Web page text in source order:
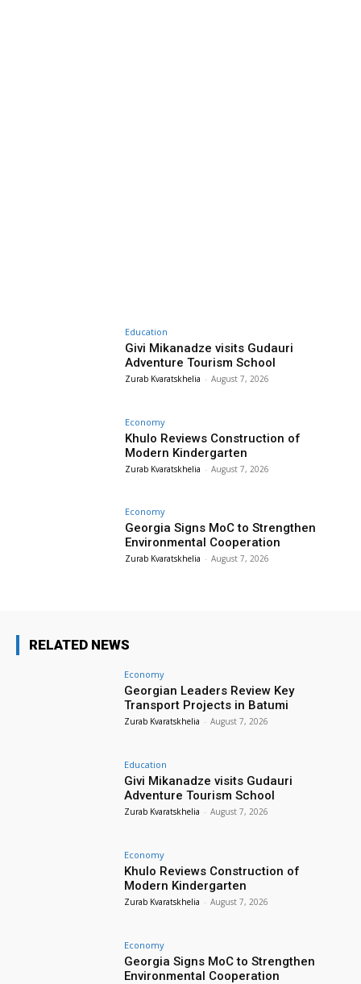
Education
Givi Mikanadze visits Gudauri
Adventure Tourism School
Zurab Kvaratskhelia - August 7, 2026
Economy
Khulo Reviews Construction of
Modern Kindergarten
Zurab Kvaratskhelia - August 7, 2026
Economy
Georgia Signs MoC to Strengthen
Environmental Cooperation
Zurab Kvaratskhelia - August 7, 2026
RELATED NEWS
Economy
Georgian Leaders Review Key
Transport Projects in Batumi
Zurab Kvaratskhelia - August 7, 2026
Education
Givi Mikanadze visits Gudauri
Adventure Tourism School
Zurab Kvaratskhelia - August 7, 2026
Economy
Khulo Reviews Construction of
Modern Kindergarten
Zurab Kvaratskhelia - August 7, 2026
Economy
Georgia Signs MoC to Strengthen
Environmental Cooperation